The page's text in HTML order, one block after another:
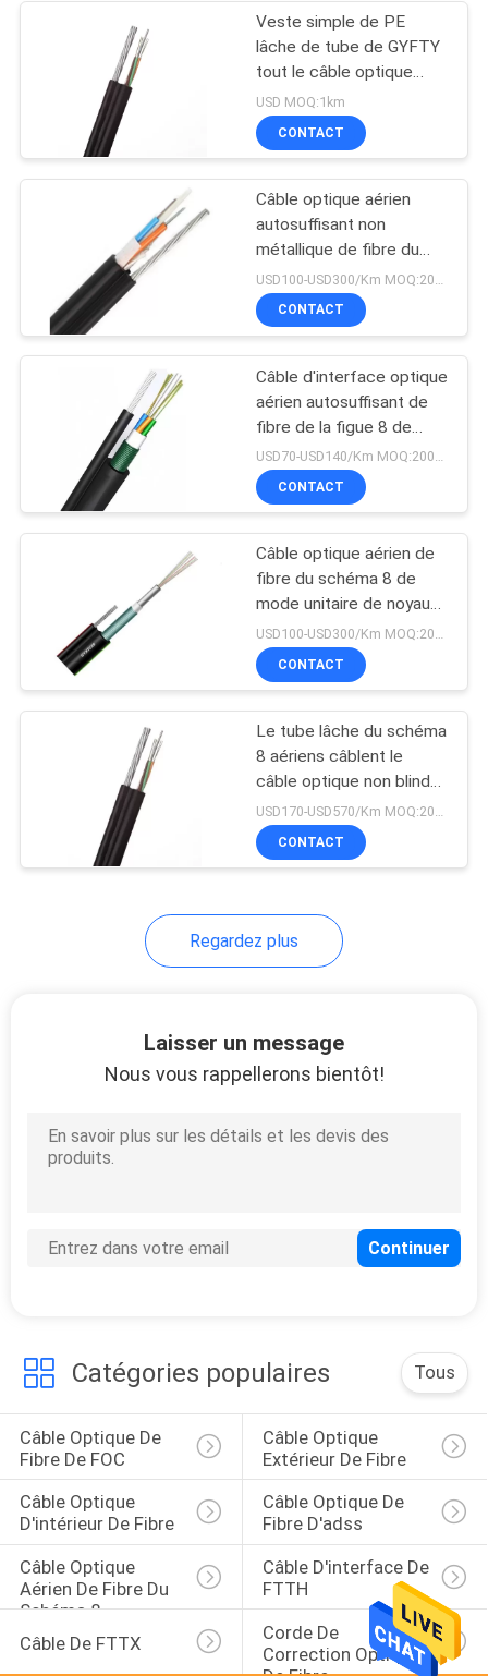
Câble d'interface de
FTTH
26
Câble de FTTX
14
Corde de correction
optique de fibre
Câble cuivre de
téléphone
8
PLC de fibre
connecteur rapide
Boîte optique d'arrêt
de fibre
11
Veste simple de PE
lâche de tube de GYFTY
tout le câble optique
diélectrique de fibre
USD MOQ:1km
CONTACT
Câble optique aérien
autosuffisant non
métallique de fibre du
schéma 8 de GYFTC8Y
CONTACT
Câble d'interface optique
aérien autosuffisant de
fibre de la figue 8 de
FTTH GYXTC8S
USD70-USD140/Km MOQ:2000 mètres
CONTACT
Câble optique aérien de
fibre du schéma 8 de
mode unitaire de noyau
de GYXTC8S 6
USD100-USD300/Km MOQ:2000 mètres
CONTACT
Le tube lâche du schéma
8 aériens câblent le
câble optique non blindé
de fibre
CONTACT
Regardez plus
Laisser un message
Nous vous rappellerons bientôt!
Catégories populaires Tous
Câble Optique De
Fibre De FOC
Câble Optique
Extérieur De Fibre
Câble Optique
D'intérieur De Fibre
Câble Optique De
Fibre D'adss
Câble Optique
Aérien De Fibre Du
Schéma 8
Câble D'interface De
FTTH
Câble De FTTX
Corde De
Correction Optique